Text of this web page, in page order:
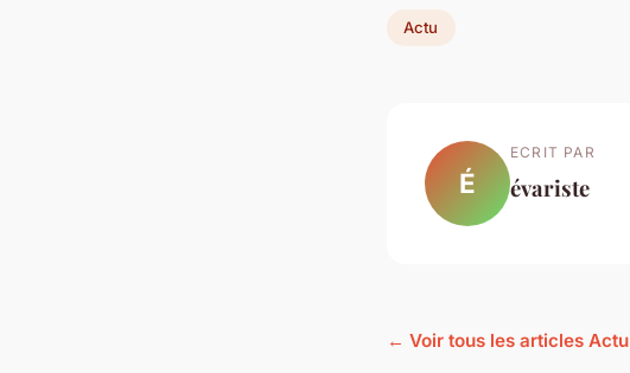
Actu
É
ECRIT PAR
évariste
← Voir tous les articles Actu